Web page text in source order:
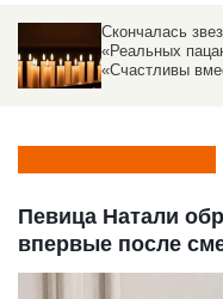
Тегеран
похоронить Али
Хаменеи в июне.
Певица Натали
впервые после